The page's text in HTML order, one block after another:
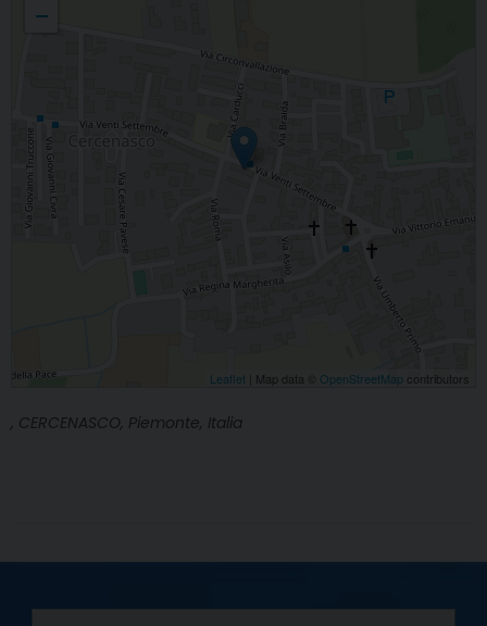
−
Leaflet | Map data © OpenStreetMap contributors
, CERCENASCO, Piemonte, Italia